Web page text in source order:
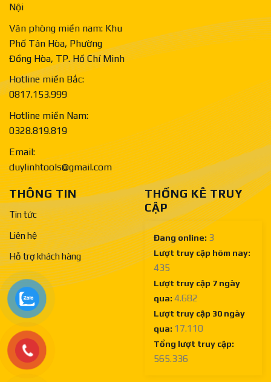
Nội
Văn phòng miền nam: Khu
Phố Tân Hòa, Phường
Đồng Hòa, TP. Hồ Chí Minh
Hotline miền Bắc:
0817.153.999
Hotline miền Nam:
0328.819.819
Email:
duylinhtools@gmail.com
THÔNG TIN
Tin tức
Liên hệ
Hỗ trợ khách hàng
THỐNG KÊ TRUY
CẬP
Đang online: 3
Lượt truy cập hôm nay:
435
Lượt truy cập 7 ngày
qua: 4.682
Lượt truy cập 30 ngày
qua: 17.110
Tổng lượt truy cập:
565.336